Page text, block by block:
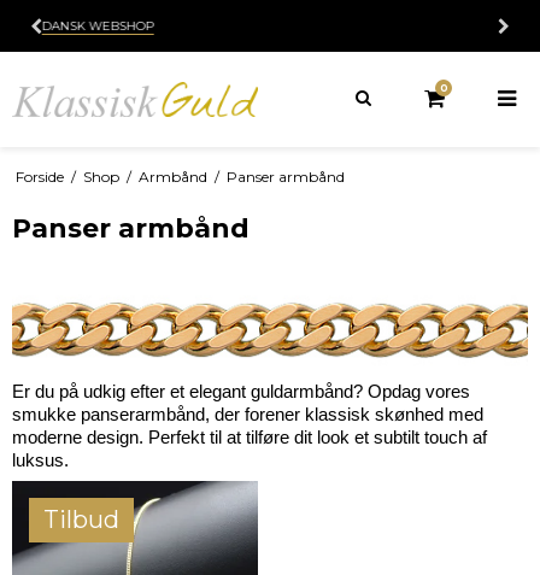
0
Forside / Shop / Armbånd / Panser armbånd
Panser armbånd
Er du på udkig efter et elegant guldarmbånd? Opdag vores
smukke panserarmbånd, der forener klassisk skønhed med
moderne design. Perfekt til at tilføre dit look et subtilt touch af
luksus.
Tilbud